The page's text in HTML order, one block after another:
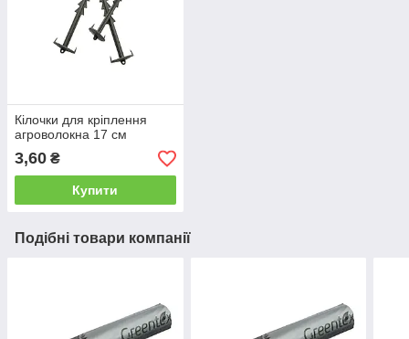
Кілочки для кріплення
агроволокна 17 см
3,60 ₴
Купити
Подібні товари компанії